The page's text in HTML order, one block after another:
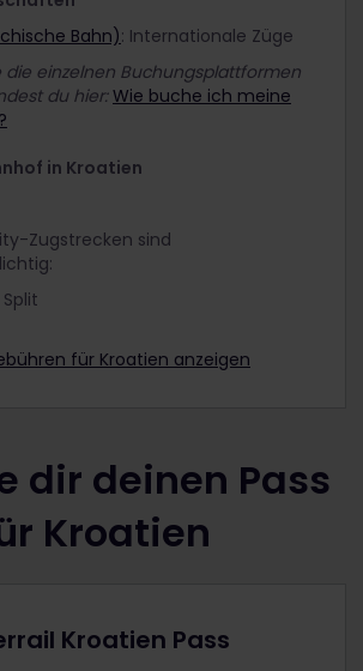
Bahn): Internationale Züge
die einzelnen Buchungsplattformen
du hier: Wie buche ich meine
in Kroatien
Zugstrecken sind
für Kroatien anzeigen
dir deinen Pass
Kroatien
Kroatien Pass